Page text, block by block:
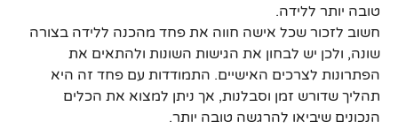
טובה יותר ללידה.
חשוב לזכור שכל אישה חווה את פחד מהכנה ללידה בצורה
שונה, ולכן יש לבחון את הגישות השונות ולהתאים את
הפתרונות לצרכים האישיים. התמודדות עם פחד זה היא
תהליך שדורש זמן וסבלנות, אך ניתן למצוא את הכלים
הנכונים שיביאו להרגשה טובה יותר.